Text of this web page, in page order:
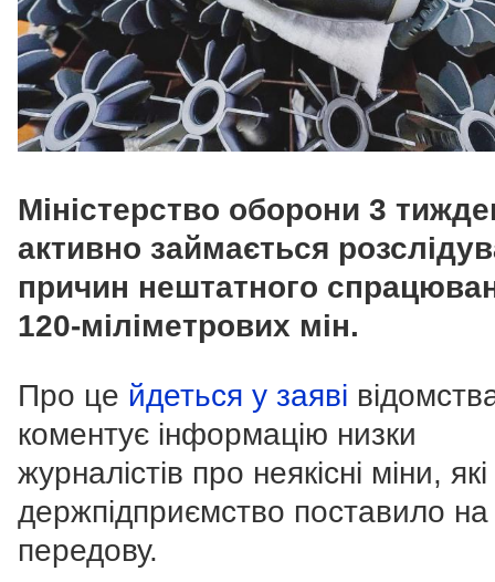
Міністерство оборони 3
активно займається
причин нештатного
120-міліметрових мін.
Про це йдеться у заяві
коментує інформацію низки
журналістів про неякісні міни, які
держпідприємство поставило на
передову.